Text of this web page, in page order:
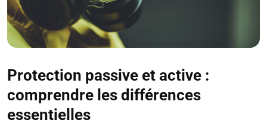
Protection passive et active :
comprendre les différences
essentielles